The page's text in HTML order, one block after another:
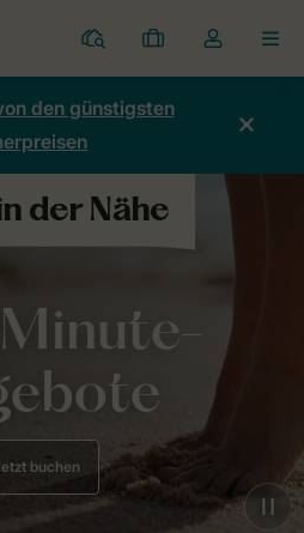
Ferienparks
Meine
Buchungen
Dropdown-
Menü
Kontos
den günstigsten
buchen